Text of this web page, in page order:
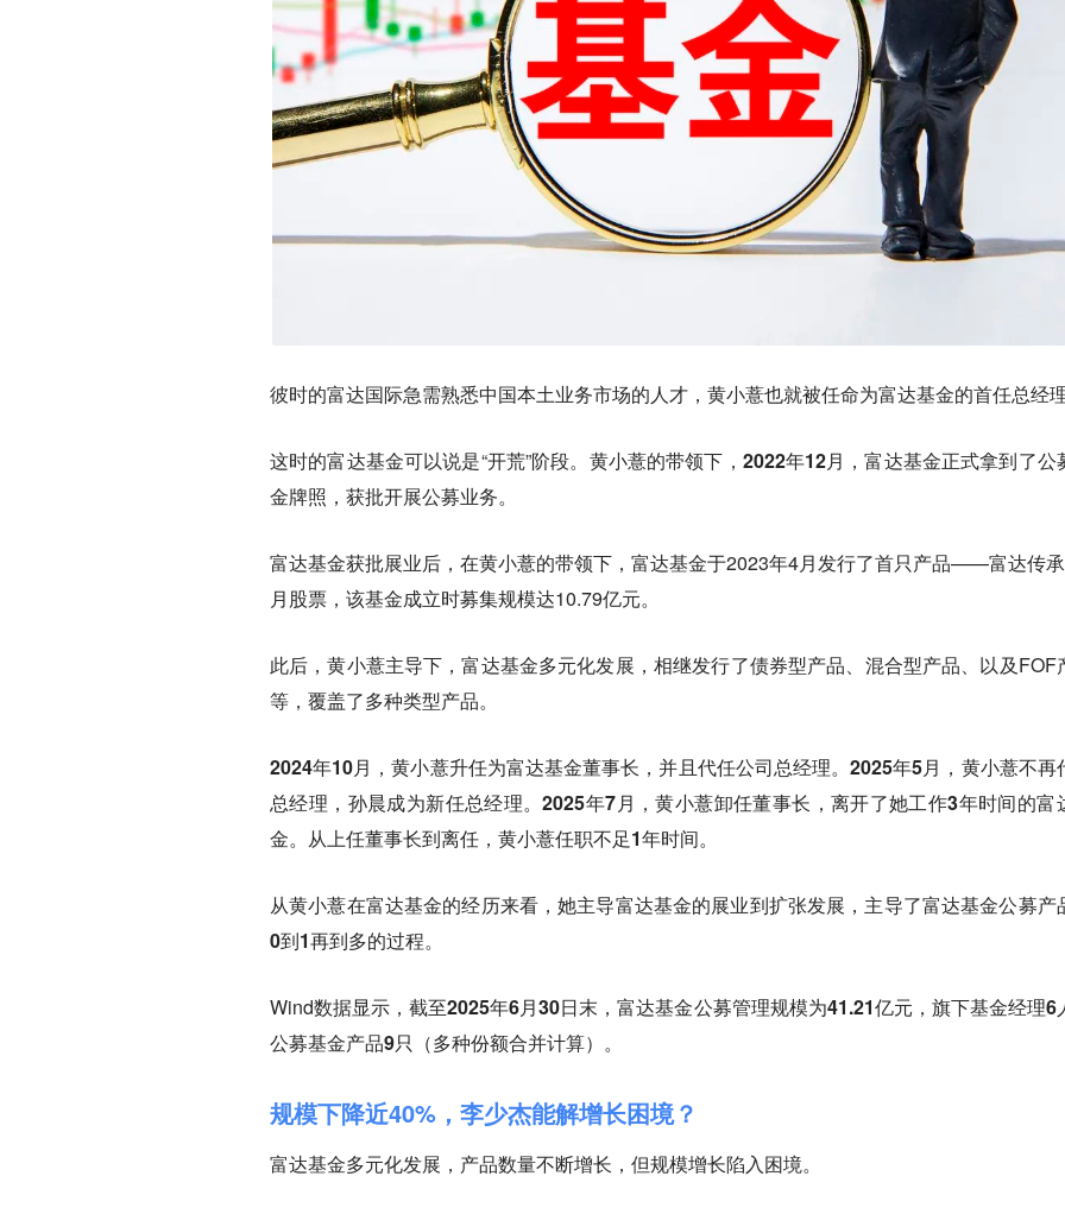
彼时的富达国际急需熟悉中国本土业务市场的人才，黄小薏也就被任命为富达基金的首任总经
这时的富达基金可以说是“开荒”阶段。 黄小薏的带领下，2022年12月，富达基金正式拿到了公
金牌照，获批开展公募业务。
富达基金获批展业后，在黄小薏的带领下，富达基金于2023年4月发行了首只产品——富达传
月股票，该基金成立时募集规模达10.79亿元。
此后，黄小薏主导下，富达基金多元化发展，相继发行了债券型产品、混合型产品、以及FOF
等，覆盖了多种类型产品。
2024年10月，黄小薏升任为富达基金董事长，并且代任公司总经理。2025年5月，黄小薏不再
总经理，孙晨成为新任总经理。2025年7月，黄小薏卸任董事长，离开了她工作3年时间的富
金。从上任董事长到离任，黄小薏任职不足1年时间。
从黄小薏在富达基金的经历来看，她主导富达基金的展业到扩张发展，主导了富达基金公募产
0到1再到多的过程。
Wind数据显示，截至2025年6月30日末，富达基金公募管理规模为41.21亿元，旗下基金经理6
公募基金产品9只（多种份额合并计算）。
规模下降近40%，李少杰能解增长困境？
富达基金多元化发展，产品数量不断增长，但规模增长陷入困境。